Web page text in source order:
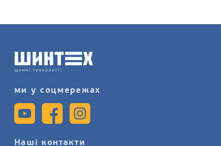
сайті.
ми у соцмережах
Наші контакти